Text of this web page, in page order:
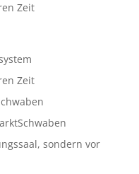
Zeit
Zeit
sondern vor